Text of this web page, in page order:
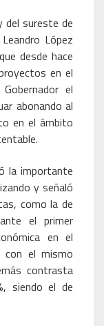
del sureste de
López
desde hace
en el
el
abonando al
en el ámbito
la importante
y señaló
como la de
el primer
en el
con el mismo
contrasta
siendo el de